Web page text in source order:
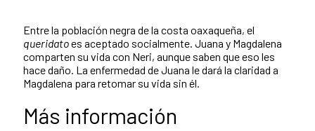
Entre la población negra de la costa oaxaqueña, el
queridatoes aceptado socialmente. Juana y Magdalena
comparten su vida con Neri, aunque saben que eso les
hace daño. La enfermedad de Juana le dará la claridad a
Magdalena para retomar su vida sin él.
Más información